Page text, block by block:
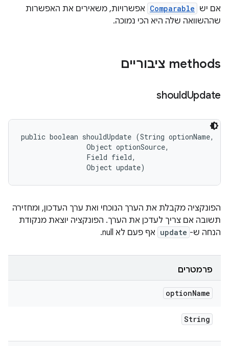
אם יש Comparable אפשרויות, משאירים את האפשרות
שההשוואה שלה היא הכי נמוכה.
‫methods ציבוריים
shouldUpdate
public boolean shouldUpdate (String optionName,
                Object optionSource,
                Field field,
                Object update)
הפונקציה מקבלת את הערך הנוכחי ואת ערך העדכון, ומחזירה
תשובה אם צריך לעדכן את הערך. הפונקציה יוצאת מנקודת
הנחה ש- update אף פעם לא null.
פרמטרים
optionName
String